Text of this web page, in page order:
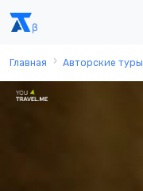
Главная Авторские туры